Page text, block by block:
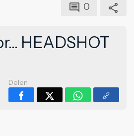
0
HEADSHOT
Delen